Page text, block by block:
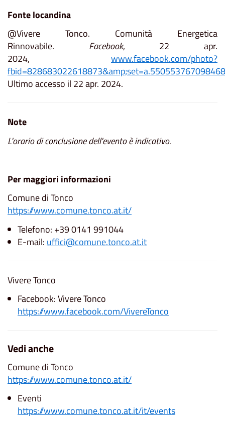
Fonte locandina
@Vivere Tonco. Comunità Energetica
Rinnovabile. Facebook, 22 apr.
2024, www.facebook.com/photo?
fbid=828683022618873&amp;set=a.550553767098468
Ultimo accesso il 22 apr. 2024.
Note
L'orario di conclusione dell'evento è indicativo.
Per maggiori informazioni
Comune di Tonco
https://www.comune.tonco.at.it/
Telefono: +39 0141 991044
E-mail: uffici@comune.tonco.at.it
Vivere Tonco
Facebook: Vivere Tonco
https://www.facebook.com/VivereTonco
Vedi anche
Comune di Tonco
https://www.comune.tonco.at.it/
Eventi
https://www.comune.tonco.at.it/it/events